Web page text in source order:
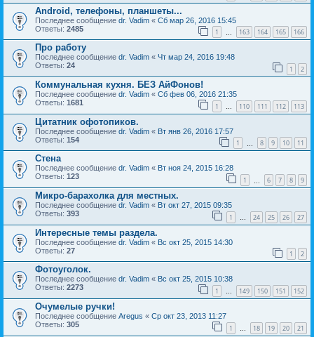
Android, телефоны, планшеты...
Последнее сообщение dr. Vadim « Сб мар 26, 2016 15:45
Ответы: 2485 1 163 164 165 166
Про работу
Последнее сообщение dr. Vadim « Чт мар 24, 2016 19:48
Ответы: 24 1 2
Коммунальная кухня. БЕЗ АйФонов!
Последнее сообщение dr. Vadim « Сб фев 06, 2016 21:35
Ответы: 1681 1 … 110 111 112 113
Цитатник офотопиков.
Последнее сообщение dr. Vadim « Вт янв 26, 2016 17:57
Ответы: 154 1 8 9 10 11
Стена
Последнее сообщение dr. Vadim « Вт ноя 24, 2015 16:28
Ответы: 123 1 6 7 8 9
Микро-барахолка для местных.
Последнее сообщение dr. Vadim « Вт окт 27, 2015 09:35
Ответы: 393 1 … 24 25 26 27
Интересные темы раздела.
Последнее сообщение dr. Vadim « Вс окт 25, 2015 14:30
Ответы: 27 1 2
Фотоуголок.
Последнее сообщение dr. Vadim « Вс окт 25, 2015 10:38
Ответы: 2273 1 … 149 150 151 152
Очумелые ручки!
Последнее сообщение Aregus « Ср окт 23, 2013 11:27
Ответы: 305 1 … 18 19 20 21